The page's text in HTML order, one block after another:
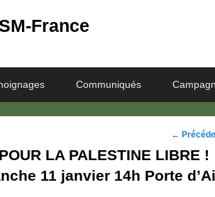
France
Communiqués
des
←
LA PALESTINE LIBRE !
11 janvier 14h Porte